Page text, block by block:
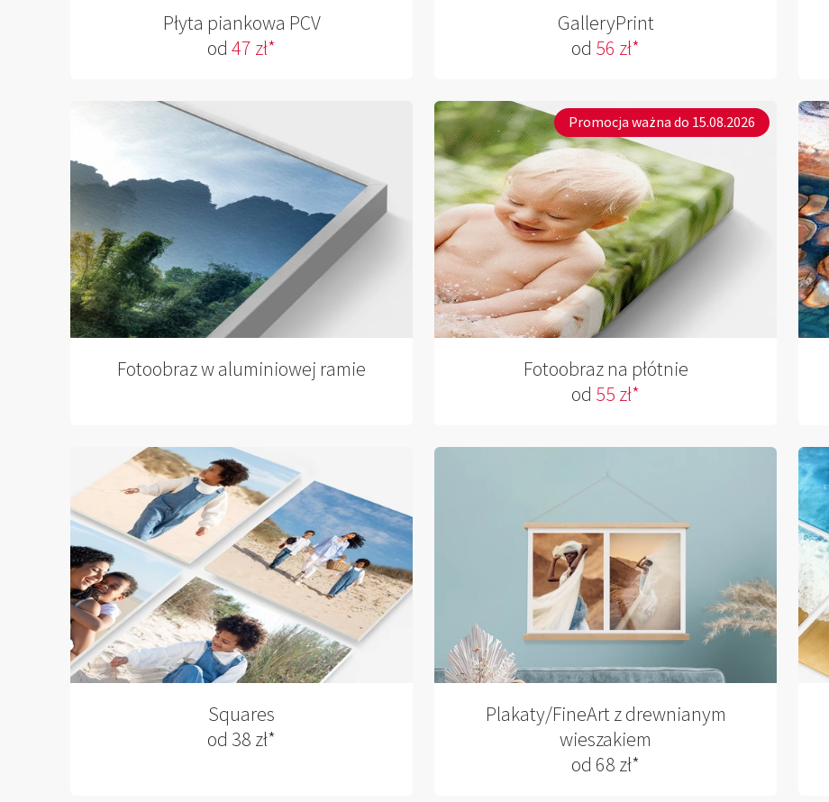
Płyta piankowa PCV
od 47 zł*
GalleryPrint
od 56 zł*
Fotoobraz w aluminiowej ramie
Promocja ważna do 15.08.2026
Fotoobraz na płótnie
od 55 zł*
Squares
od 38 zł*
Plakaty/FineArt z drewnianym
wieszakiem
od 68 zł*